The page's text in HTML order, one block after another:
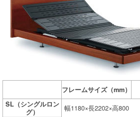
フレームサイズ（mm）
SL（シングルロン
グ）
幅1180×長2202×高800